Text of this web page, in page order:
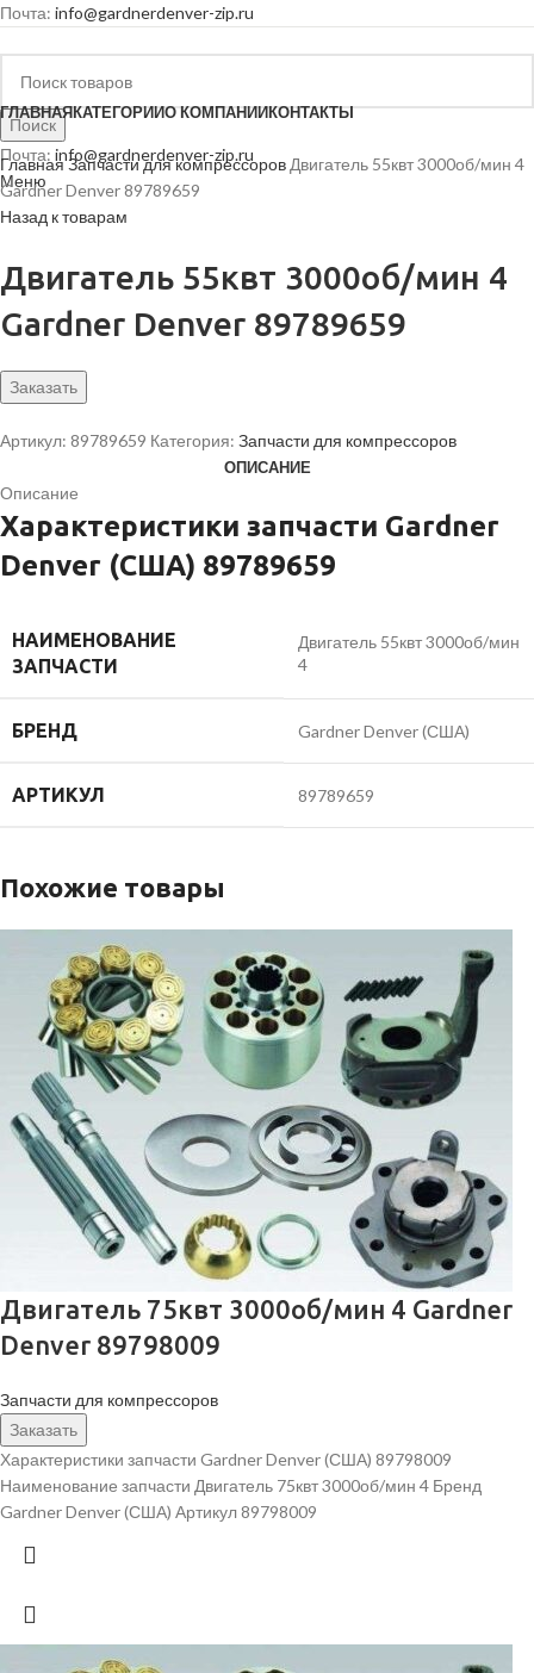
Почта: info@gardnerdenver-zip.ru
Поиск
Почта: info@gardnerdenver-zip.ru
Меню
ГЛАВНАЯКАТЕГОРИИО КОМПАНИИКОНТАКТЫ
ГлавнаяЗапчасти для компрессоров Двигатель 55квт 3000об/мин 4
Gardner Denver 89789659
Назад к товарам
Двигатель 55квт 3000об/мин 4
Gardner Denver 89789659
Заказать
Артикул: 89789659 Категория: Запчасти для компрессоров
ОПИСАНИЕ
Описание
Характеристики запчасти Gardner
Denver (США) 89789659
НАИМЕНОВАНИЕ
ЗАПЧАСТИ
Двигатель 55квт 3000об/мин
4
БРЕНД Gardner Denver (США)
АРТИКУЛ 89789659
Похожие товары
Двигатель 75квт 3000об/мин 4 Gardner
Denver 89798009
Запчасти для компрессоров
Заказать
Характеристики запчасти Gardner Denver (США) 89798009
Наименование запчасти Двигатель 75квт 3000об/мин 4 Бренд
Gardner Denver (США) Артикул 89798009